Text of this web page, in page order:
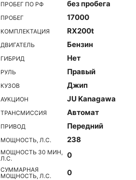
ПРОБЕГ ПО РФ без пробега
ПРОБЕГ 17000
КОМПЛЕКТАЦИЯ RX200t
ДВИГАТЕЛЬ Бензин
ГИБРИД Нет
РУЛЬ Правый
КУЗОВ Джип
АУКЦИОН JU Kanagawa
ТРАНСМИССИЯ Автомат
ПРИВОД Передний
МОЩНОСТЬ, Л.С. 238
МОЩНОСТЬ 30 МИН,
Л.С.
0
СУММАРНАЯ
МОЩНОСТЬ, Л.С.
0